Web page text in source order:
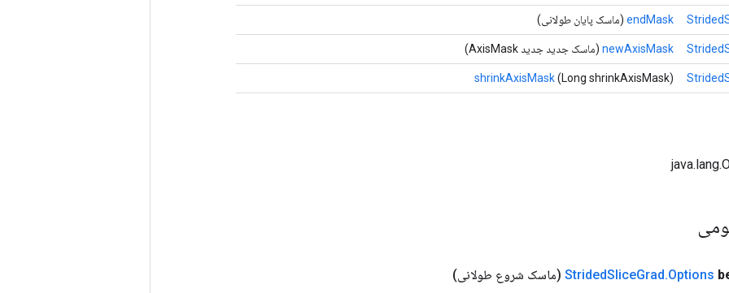
endMask (ماسک پایان طولانی)
newAxisMask (ماسک جدید جدید AxisMask)
shrinkAxisMask(Long shrinkAxisMask)
StridedSliceGrad.Options (ماسک شروع طولانی)